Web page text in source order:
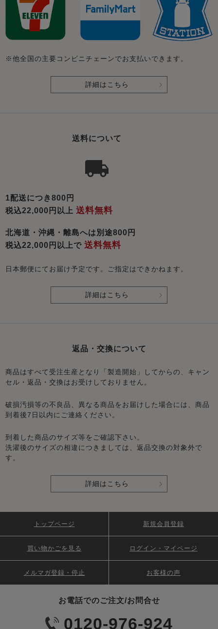
※他全国の主要コンビニチェーンでお支払いできます。
詳細はこちら
送料について
1配送につき800円
税込22,000円以上送料無料
北海道・沖縄・離島へは別途800円
税込22,000円以上で送料無料
日本郵便にてお届け予定です。ご指定はできかねます。
詳細はこちら
返品・交換について
商品はすべて受注生産となり「製造開始」してからの、キャン
セル・返品・交換はお受けしておりません。
破損汚損等の不良品、異なる商品をお届けした場合には、商品
到着後7日以内にご連絡ください。
到着した商品のサイズ等をご確認下さい。
洗濯後のサイズの相違につきましては、返品交換の対象外で
す。
詳細はこちら
お電話でのご注文/お問合せ
0120-976-924
トップページ 新規会員登録
買い物かごを見る ログイン・マイページ
メルマガ登録・停止 お客様の声